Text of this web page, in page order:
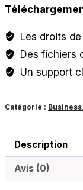
Buying
de
réussite
Les droits de
Des fichiers
Un support
Catégorie :
Description
Avis (0)